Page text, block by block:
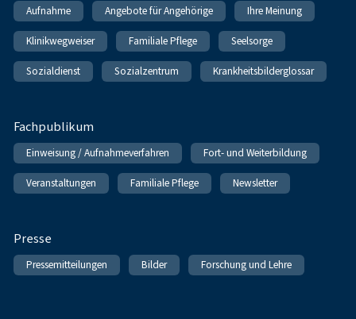
Aufnahme Angebote für Angehörige Ihre Meinung
Klinikwegweiser Familiale Pflege Seelsorge
Sozialdienst Sozialzentrum Krankheitsbilderglossar
Fachpublikum
Einweisung / Aufnahmeverfahren Fort- und Weiterbildung
Veranstaltungen Familiale Pflege Newsletter
Presse
Pressemitteilungen Bilder Forschung und Lehre